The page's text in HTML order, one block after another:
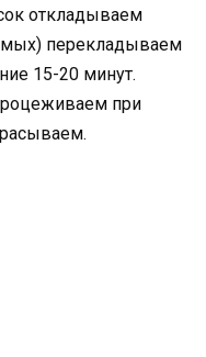
откладываем
перекладываем
15-20 минут.
при